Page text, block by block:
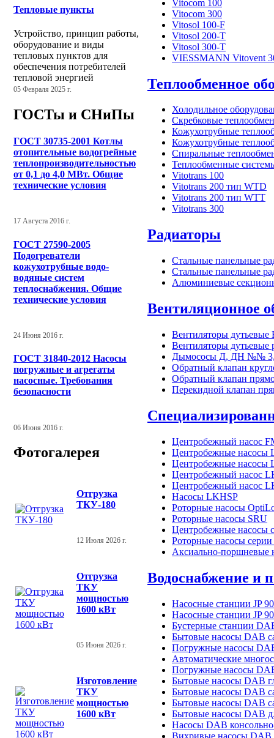
Тепловые пункты
Устройство, принцип работы,
оборудование и виды
тепловых пунктов для
обеспечения потребителей
тепловой энергией
05 Февраля 2025 г.
ГОСТы и СНиПы
ГОСТ 30735-2001 Котлы
отопительные водогрейные
теплопроизводительностью
от 0,1 до 4,0 МВт. Общие
технические условия
17 Августа 2016 г.
ГОСТ 27590-2005
Подогреватели
кожухотрубные водо-
водяные систем
теплоснабжения. Общие
технические условия
24 Июня 2016 г.
ГОСТ 31840-2012 Насосы
погружные и агрегаты
насосные. Требования
безопасности
06 Июня 2016 г.
Фотогалерея
Отгрузка
ТКУ-180
12 Июля 2026 г.
Отгрузка
ТКУ
мощностью
1600 кВт
05 Июня 2026 г.
Изготовление
ТКУ
мощностью
1600 кВт
Vitocom 100
Vitocom 300
Vitosol 100-F
Vitosol 200-T
Vitosol 300-T
VIESSMANN Vitovent
Теплообменное
Холодильное
Скребковые
Кожухотрубные
Кожухотрубные
Спиральные
Теплообменные
Vitotrans 100
Vitotrans 200 тип WTD
Vitotrans 200 тип WTT
Vitotrans 300
Радиаторы
Стальные панельные
Стальные панельные
Алюминиевые
Вентиляционное
Вентиляторы
Вентиляторы дутьевые
Дымососы Д, ДН №№
Обратный клапан
Обратный клапан
Перекидной клапан
Центробежный насос
Центробежные насосы
Центробежные насосы
Центробежный насос
Центробежный насос
Насосы LKHSP
Роторные насосы
Роторные насосы SRU
Центробежные насосы
Роторные насосы
Аксиально-поршневые
Водоснабжение и
Насосные станции JP
Насосные станции JP
Бустерные станции
Бытовые насосы DAB
Погружные насосы
Автоматические
Погружные насосы
Бытовые насосы DAB
Бытовые насосы DAB
Бытовые насосы DAB
Бытовые насосы DAB
Насосы DAB
Вихривые насосы